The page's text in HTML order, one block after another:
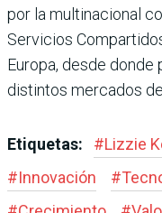
por la multinacional
Servicios
Europa, desde
distintos mercados
Etiquetas: #Lizzie
#Innovación #